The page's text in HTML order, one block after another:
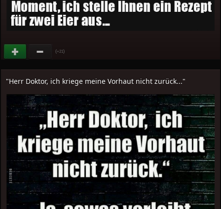
(+21)
"Herr Doktor, ich kriege meine Vorhaut nicht zurück..."